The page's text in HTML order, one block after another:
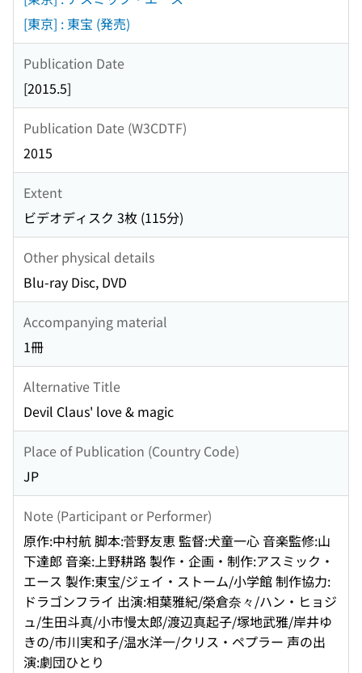
[東京] : 東宝 (発売)
Publication Date
[2015.5]
Publication Date (W3CDTF)
2015
Extent
ビデオディスク 3枚 (115分)
Other physical details
Blu-ray Disc, DVD
Accompanying material
1冊
Alternative Title
Devil Claus' love & magic
Place of Publication (Country Code)
JP
Note (Participant or Performer)
原作:中村航 脚本:菅野友恵 監督:犬童一心 音楽監修:山
下達郎 音楽:上野耕路 製作・企画・制作:アスミック・
エース 製作:東宝/ジェイ・ストーム/小学館 制作協力:
ドラゴンフライ 出演:相葉雅紀/榮倉奈々/ハン・ヒョジ
ュ/生田斗真/小市慢太郎/渡辺真起子/塚地武雅/岸井ゆ
きの/市川実和子/温水洋一/クリス・ペプラー 声の出
演:劇団ひとり